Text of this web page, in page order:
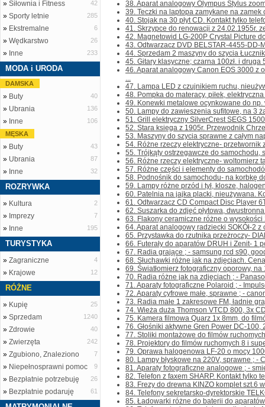
» Siłownia i Fitness 42
» Sporty letnie 285
» Ekstremalne 6
» Wędkarstwo 26
» Inne 233
MODA i URODA
DAMSKA
» Buty 40
» Ubrania 136
» Inne
106
MĘSKA
» Buty 43
» Ubrania 87
» Inne 32
ROZRYWKA
» Kultura 2
» Imprezy 7
» Inne 195
TURYSTYKA
» Zagraniczne 4
» Krajowe 12
RÓŻNE
» Kupię 25
» Sprzedam 1240
» Zdrowie 40
» Zwierzęta 242
» Zgubiono, Znaleziono 7
» Niepełnosprawni pomoc 9
» Bezpłatnie potrzebuję 26
» Bezpłatnie podaruję 61
38. Aparat analogowy Olympus Stylus
39. Teczki na laptopa zamykane na zamek
40. Stojak na 30 płyt CD. Kontakt tylko
41. Skrzypce do renowacji z 24.02.1955r.
42. Magnetowid LG-200P Crystal Picture
43. Odtwarzacz DVD BELSTAR-4455-DD-
44. Sprzedam 2 maszyny do szycia
45. Gitary klasyczne; czarna 100zł. i druga
46. Aparat analogowy Canon EOS 3000 z
...
47. Lampa LED z czujnikiem ruchu,
48. Pompka do materacy, piłek,
49. Konewki metalowe ocynkowane do
50. Lampy do zawieszenia sufitowe, na 3
51. Grill elektryczny SilverCrest SEGS
52. Stara księga z 1905r. Przewodnik
53. Maszyny do szycia sprawne z całym
54. Różne rzeczy elektryczne- przetwornik
55. Trójkąty ostrzegawcze do samochodu,
56. Różne rzeczy elektryczne- woltomierz
57. Różne części i elementy do
58. Podnośnik do samochodu- na korbkę
59. Lampy różne przód i tył, klosze,
60. Patelnia na jajka placki, nieużywana.
61. Odtwarzacz CD Compact Disc Player
62. Suszarka do zdjęć płytowa,
63. Flakony ceramiczne różne o wysokości
64. Aparat analogowy radziecki SOKÓł-2
65. Przystawka do rzutnika przeżroczy-
66. Futerały do aparatów DRUH i Zenit- 1
67. Radia grające ; - samsung rcd s90,
68. Słuchawki różne jak na zdjęciach.
69. Światłomierz fotograficzny oporowy,
70. Radia różne jak na zdjęciach ; -
71. Aparaty fotograficzne Polaroid ; -
72. Aparaty cyfrowe małe, sprawne ; -
73. Radia małe 1 zakresowe FM, ładnie
74. Wieża duża Thomson VTCD 800, 3x
75. Kamera filmowa Quarz 1x 8mm, do
76. Głośniki aktywne Gren Power DC-100,
77. Stoliki montażowe do filmów
78. Projektory do filmów ruchomych 8 i
79. Oprawa halogenowa LF-20 o mocy
80. Lampy błyskowe na 220V, sprawne ; -
81. Aparaty fotograficzne analogowe ; -
82. Telefon z faxem SHARP. Kontakt tylko
83. Frezy do drewna KINZO komplet szt.6
84. Telefony sekretarsko-dyrektorskie
85. Ładowarki różne do baterii do